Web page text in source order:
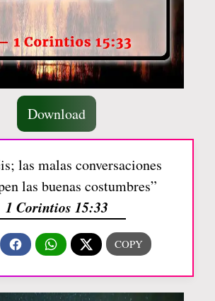
Download
las malas conversaciones
las buenas costumbres”
1 Corintios 15:33